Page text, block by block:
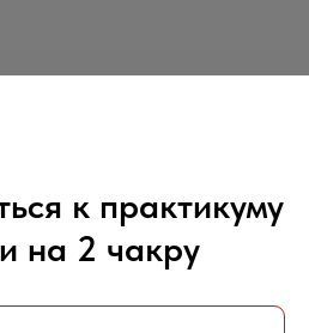
к практикуму
на 2 чакру